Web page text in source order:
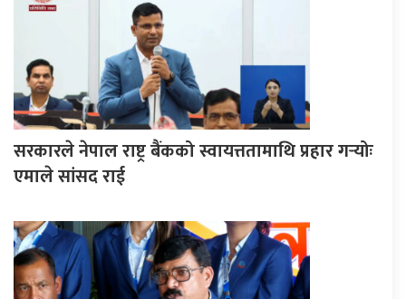
सरकारले नेपाल राष्ट्र बैंकको स्वायत्ततामाथि प्रहार गर्‍योः
एमाले सांसद राई